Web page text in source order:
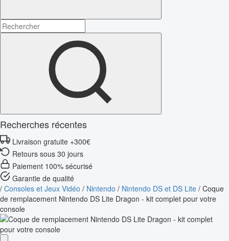
Recherches récentes
Livraison gratuite +300€
Retours sous 30 jours
Paiement 100% sécurisé
Garantie de qualité
/ Consoles et Jeux Vidéo / Nintendo / Nintendo DS et DS Lite / Coque
de remplacement Nintendo DS Lite Dragon - kit complet pour votre
console